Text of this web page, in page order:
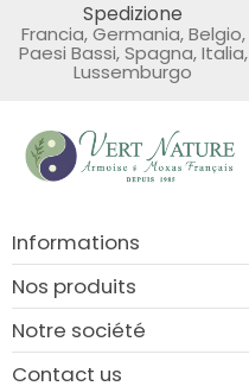
Spedizione
Francia, Germania, Belgio,
Paesi Bassi, Spagna, Italia,
Lussemburgo
Informations
Nos produits
Notre société
Contact us